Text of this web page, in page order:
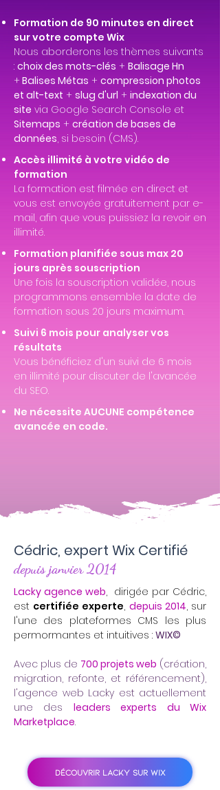
Formation de 90 minutes en direct
sur votre compte Wix
Nous aborderons les thèmes suivants
: choix des mots-clés + Balisage Hn
+ Balises Métas + compression photos
et alt-text + slug d'url + indexation du
site via Google Search Console et
Sitemaps + création de bases de
données, si besoin (CMS).
Accès illimité à votre vidéo de
formation
La formation est filmée en direct et
vous est envoyée gratuitement par e-
mail, afin que vous puissiez la revoir en
illimité.
Formation planifiée sous max 20
jours après souscription
Une fois la souscription validée, nous
programmons ensemble la date de
formation sous 20 jours maximum.
Suivi 6 mois pour analyser vos
résultats
Vous bénéficiez d'un suivi de 6 mois
en illimité pour discuter de l'avancée
du SEO.
Ne nécessite AUCUNE compétence
avancée en code.
Cédric, expert Wix Certifié
depuis janvier 2014
Lacky agence web, dirigée par Cédric,
est certifiée experte, depuis 2014, sur
l'une des plateformes CMS les plus
permormantes et intuitives : WIX©
Avec plus de 700 projets web (création,
migration, refonte, et référencement),
l'agence web Lacky est actuellement
une des leaders experts du Wix
Marketplace.
DÉCOUVRIR LACKY SUR WIX